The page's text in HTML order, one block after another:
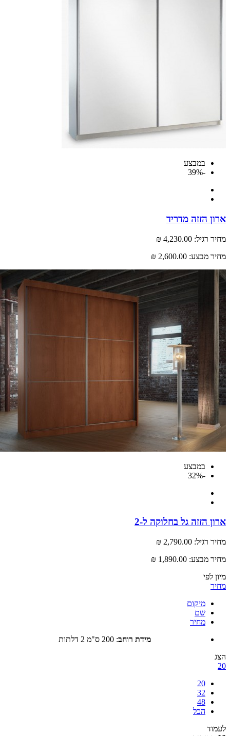
במבצע
הזזה מדריד
רגיל: 4,230.00 ₪
מבצע: 2,600.00 ₪
במבצע
הזזה גל בחלוקה ל-2
רגיל: 2,790.00 ₪
מבצע: 1,890.00 ₪
מיקום
שם
מחיר
מידת רוחב :200 ס"מ 2 דלתות
הכל